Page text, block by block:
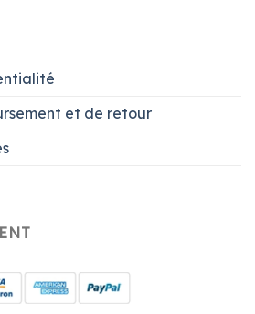
et de retour